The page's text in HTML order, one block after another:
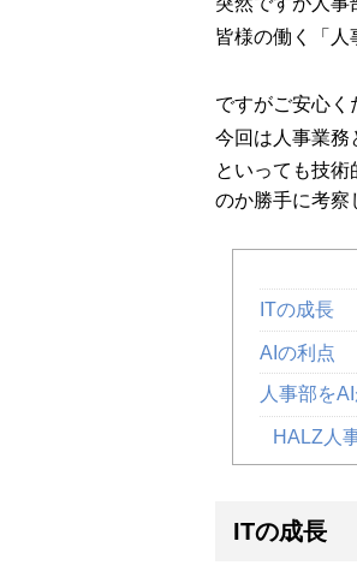
皆様の働く「人
ですがご安心く
今回は人事業務
といっても技
のか勝手に考察
ITの成長
AIの利点
人事部を
HALZ人
ITの成長